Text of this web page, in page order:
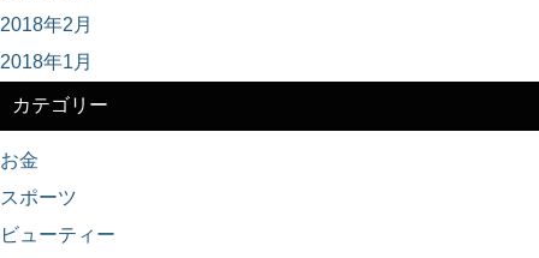
2018年2月
2018年1月
カテゴリー
お金
スポーツ
ビューティー